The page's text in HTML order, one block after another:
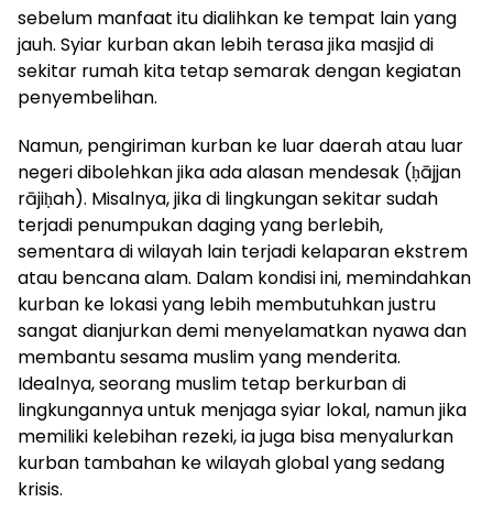
sebelum manfaat itu dialihkan ke tempat lain yang
jauh. Syiar kurban akan lebih terasa jika masjid di
sekitar rumah kita tetap semarak dengan kegiatan
penyembelihan.
Namun, pengiriman kurban ke luar daerah atau luar
negeri dibolehkan jika ada alasan mendesak (ḥājjan
rājiḥah). Misalnya, jika di lingkungan sekitar sudah
terjadi penumpukan daging yang berlebih,
sementara di wilayah lain terjadi kelaparan ekstrem
atau bencana alam. Dalam kondisi ini, memindahkan
kurban ke lokasi yang lebih membutuhkan justru
sangat dianjurkan demi menyelamatkan nyawa dan
membantu sesama muslim yang menderita.
Idealnya, seorang muslim tetap berkurban di
lingkungannya untuk menjaga syiar lokal, namun jika
memiliki kelebihan rezeki, ia juga bisa menyalurkan
kurban tambahan ke wilayah global yang sedang
krisis.